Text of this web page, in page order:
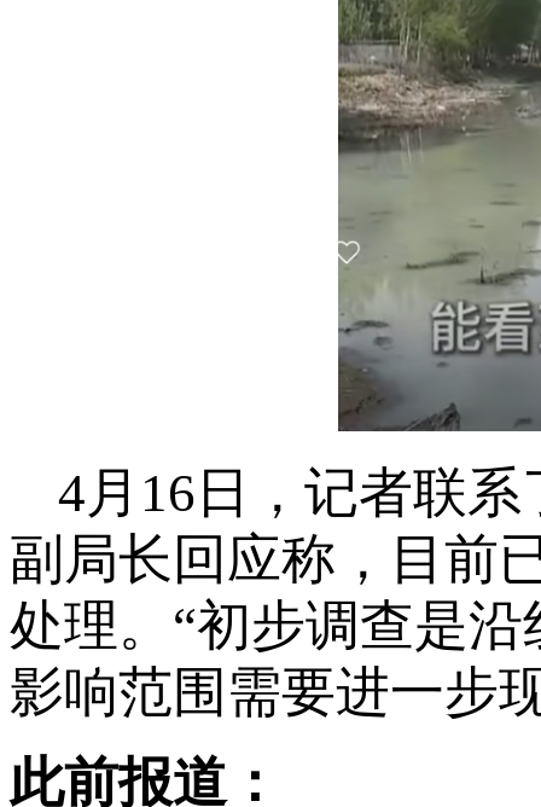
4月16日，记者联
副局长回应称，目前
处理。“初步调查是
影响范围需要进一步
此前报道：